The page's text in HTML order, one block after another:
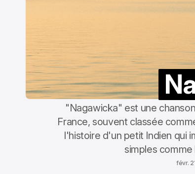
"Nagawicka" est une
France, souvent classée
l'histoire d'un petit Indien qui
simples
févr.